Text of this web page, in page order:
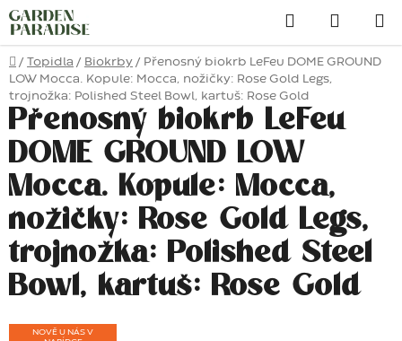
Přejít
na
obsah
Hledat
Domů
/ Topidla / Biokrby / Přenosný biokrb LeFeu DOME GROUND
LOW Mocca. Kopule: Mocca, nožičky: Rose Gold Legs,
trojnožka: Polished Steel Bowl, kartuš: Rose Gold
Přenosný biokrb LeFeu
DOME GROUND LOW
Mocca. Kopule: Mocca,
nožičky: Rose Gold Legs,
trojnožka: Polished Steel
Bowl, kartuš: Rose Gold
NOVĚ U NÁS V